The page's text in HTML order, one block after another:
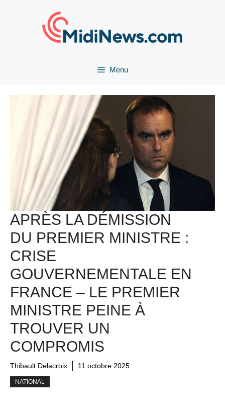
Menu
APRÈS LA DÉMISSION
DU PREMIER MINISTRE :
CRISE
GOUVERNEMENTALE EN
FRANCE – LE PREMIER
MINISTRE PEINE À
TROUVER UN
COMPROMIS
Thibault Delacroix 11 octobre 2025
NATIONAL